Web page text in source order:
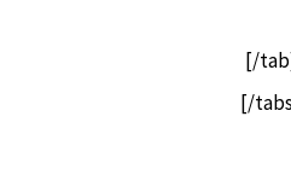
[/
[/